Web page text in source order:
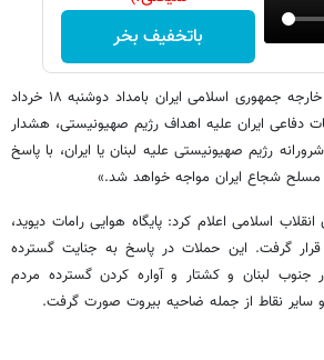
باتخفیف بخر
به گزارش ایرنا؛ وزارت امور خارجه جمهوری اسلامی ایران بامداد دوشنبه ۱۸ خرداد
دفاعی ایران علیه اهداف رژیم صهیونیستی، هشدار
رژیم صهیونیستی علیه لبنان یا ایران، با پاسخ
مسلح شجاع ایران مواجه خواهد شد.»
اسلامی اعلام کرد: پایگاه هوایی رامات دیوید،
گرفت. این حملات در پاسخ به جنایت گسترده
لبنان و کشتار و آواره کردن گسترده مردم
سایر نقاط از جمله ضاحیه بیروت صورت گرفت.